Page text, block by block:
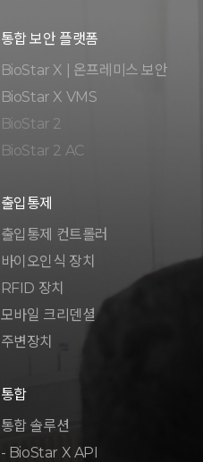
통합 보안 플랫폼
BioStar X | 온프레미스 보안
BioStar X VMS
BioStar 2
BioStar 2 AC
출입통제
출입통제 컨트롤러
바이오인식 장치
RFID 장치
모바일 크리덴셜
주변장치
통합
통합 솔루션
- BioStar X API